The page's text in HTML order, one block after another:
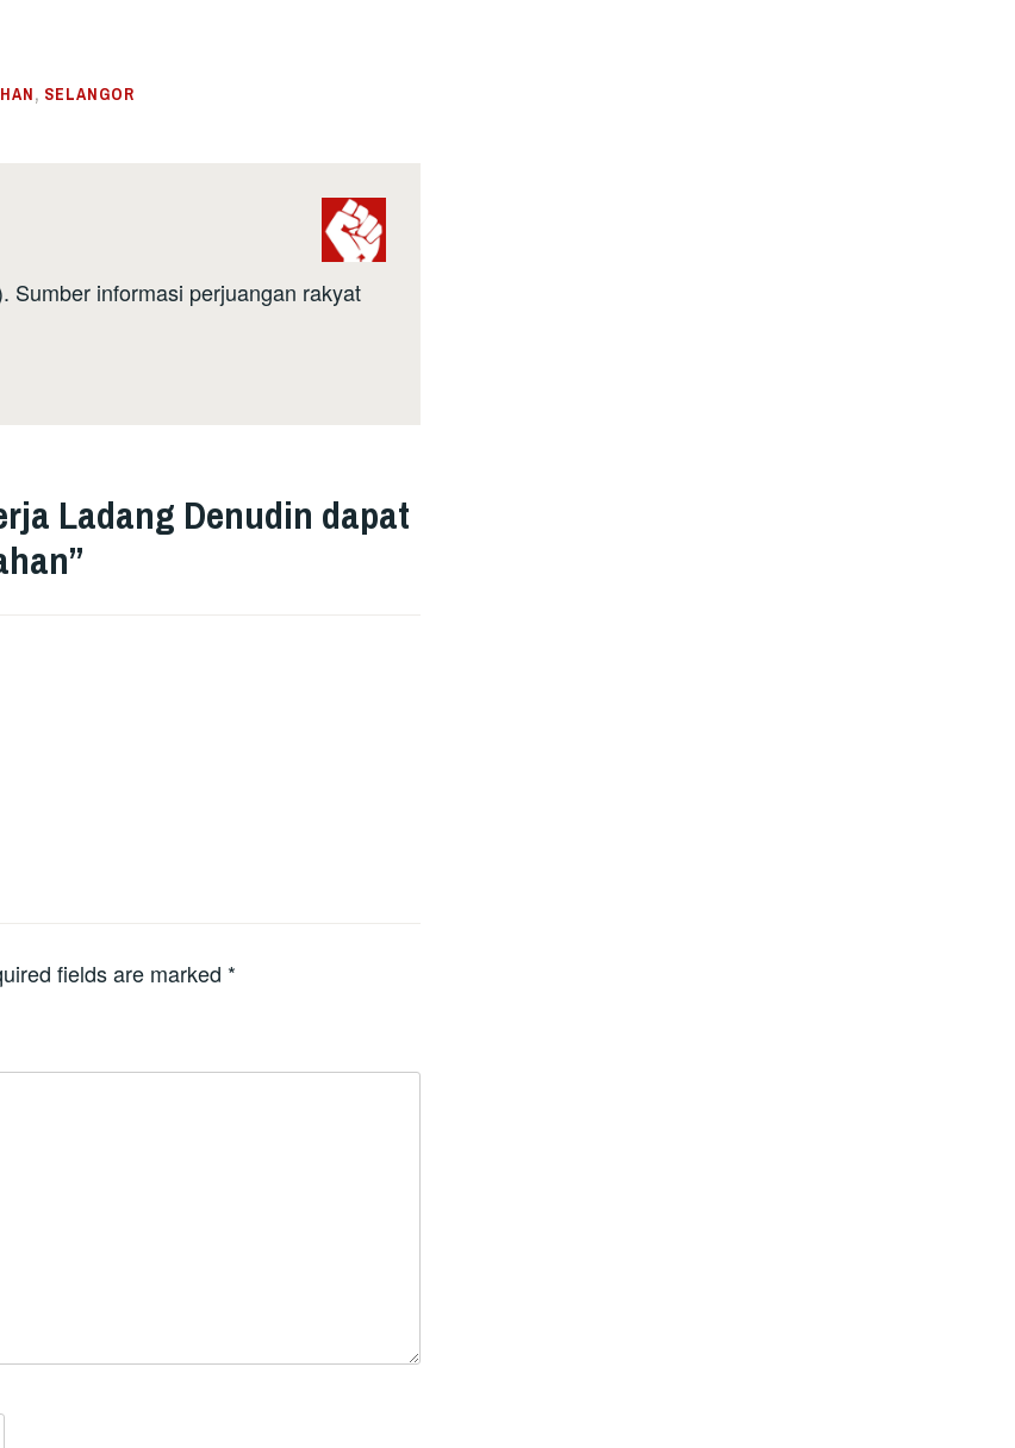
, SELANGOR
Sumber informasi perjuangan rakyat
Ladang Denudin dapat
”
fields are marked *